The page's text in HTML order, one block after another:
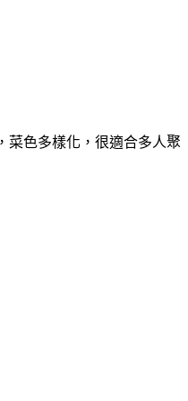
菜色多樣化，很適合多人聚